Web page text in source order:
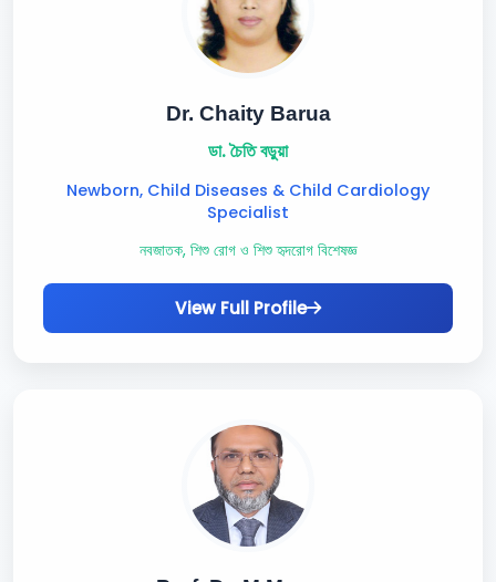
Dr. Chaity Barua
ডা. চৈতি বড়ুয়া
Newborn, Child Diseases & Child Cardiology
Specialist
নবজাতক, শিশু রোগ ও শিশু হৃদরোগ বিশেষজ্ঞ
View Full Profile